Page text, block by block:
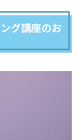
グ講座のお